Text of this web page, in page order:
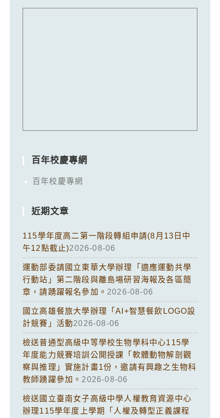
百年校慶專網
百年校慶專網
近期文章
115學年度高二第一階段轉組申請(8月13日中
午12點截止)2026-08-06
運動部委請國立東華大學辦理「適應運動共學
行動站」第二階段與離島場研習海報及各區簡
章，請踴躍報名參加。 2026-08-06
國立高雄餐旅大學辦理「AI+智慧餐飲LOGO設
計競賽」活動2026-08-06
檢送普通型高級中等學校生物學科中心115學
年度能力競賽培訓公開授課「軟體動物解剖觀
察與推理」實施計畫1份，邀請有興趣之生物科
教師踴躍參加。 2026-08-06
檢送國立臺南女子高級中學人權教育資源中心
辦理115學年度上學期「人權及轉型正義課程